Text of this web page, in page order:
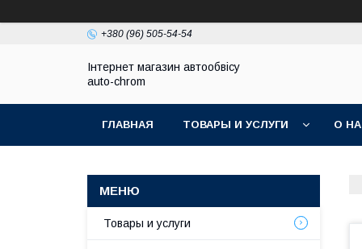
+380 (96) 505-54-54
Інтернет магазин автообвісу
auto-chrom
ГЛАВНАЯ ТОВАРЫ И УСЛУГИ О
Товары и услуги